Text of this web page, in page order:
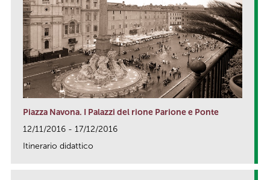
Piazza Navona. I Palazzi del rione Parione e Ponte
12/11/2016 - 17/12/2016
Itinerario didattico